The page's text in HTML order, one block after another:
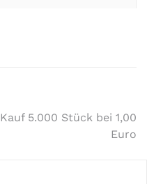
Kauf 5.000 Stück bei 1,00
Euro